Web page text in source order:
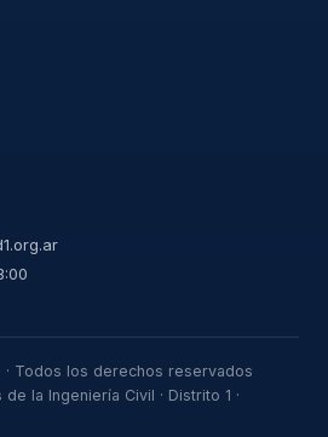
· Todos los derechos reservados
la Ingeniería Civil · Distrito 1 ·